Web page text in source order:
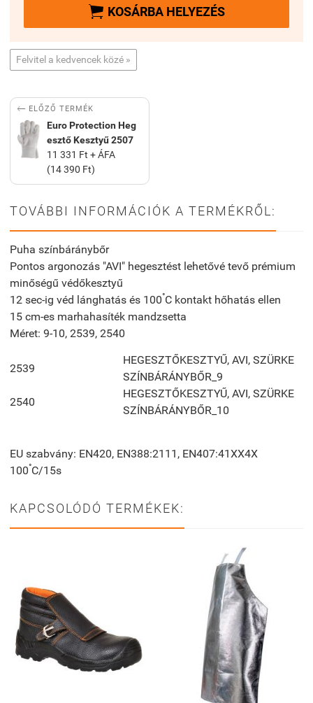
 KOSÁRBA HELYEZÉS
Felvitel a kedvencek közé »
 ELŐZŐ TERMÉK
Euro Protection Heg
esztő Kesztyű 2507
11 331 Ft + ÁFA
(14 390 Ft)
TOVÁBBI INFORMÁCIÓK A TERMÉKRŐL:
Puha színbáránybőr
Pontos argonozás "AVI" hegesztést lehetővé tevő prémium
minőségű védőkesztyű
12 sec-ig véd lánghatás és 100°C kontakt hőhatás ellen
15 cm-es marhahasíték mandzsetta
Méret: 9-10, 2539, 2540
2539
HEGESZTŐKESZTYŰ, AVI, SZÜRKE
SZÍNBÁRÁNYBŐR_9
2540
HEGESZTŐKESZTYŰ, AVI, SZÜRKE
SZÍNBÁRÁNYBŐR_10
EU szabvány: EN420, EN388:2111, EN407:41XX4X
100°C/15s
KAPCSOLÓDÓ TERMÉKEK: